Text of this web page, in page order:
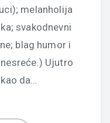
melanholija
svakodnevni
blag humor i
Ujutro
da…